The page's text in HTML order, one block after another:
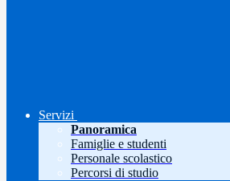
Servizi
Panoramica
Famiglie e studenti
Personale scolastico
Percorsi di studio